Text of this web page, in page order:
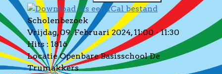
Scholenbezoek
Vrijdag, 09. Februari 2024, 11:00 - 11:30
Hits : 1816
LocatieOpenbare Basisschool De
Trumakkers